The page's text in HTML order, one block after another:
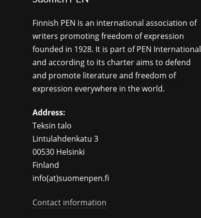
Finnish PEN is an international association of
writers promoting freedom of expression
founded in 1928. It is part of PEN International
and according to its charter aims to defend
and promote literature and freedom of
expression everywhere in the world.
Address:
Teksin talo
Lintulahdenkatu 3
00530 Helsinki
Finland
info(at)suomenpen.fi
Contact information